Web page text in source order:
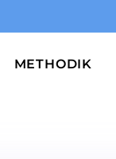
METHODIK